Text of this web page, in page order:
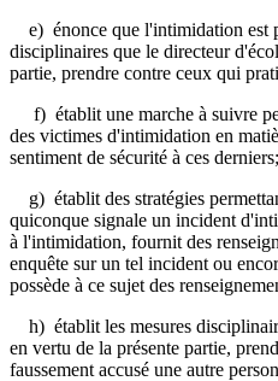
e) énonce que l'intimidation est
disciplinaires que le directeur
partie, prendre contre ceux qui
f) établit une marche à suivre
des victimes d'intimidation en
sentiment de sécurité à ces derniers;
g) établit des stratégies
quiconque signale un incident
à l'intimidation, fournit des
enquête sur un tel incident ou
possède à ce sujet des
h) établit les mesures
en vertu de la présente partie,
faussement accusé une autre